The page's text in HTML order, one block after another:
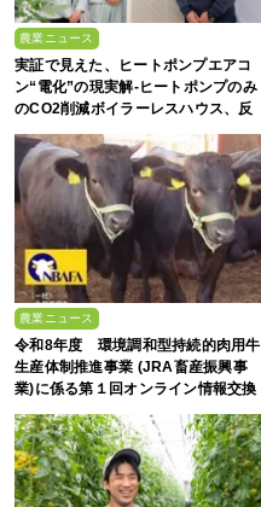
農業ニュース
実証で見えた、ヒートポンプエアコ
ン“電化”の現実解-ヒートポンプのみ
のCO2削減ボイラーレスハウス、反
収1.5倍の驚異-
農業ニュース
令和8年度 環境調和型持続的肉用牛
生産体制推進事業 (JRA畜産振興事
業)に係る第１回オンライン情報交換
会